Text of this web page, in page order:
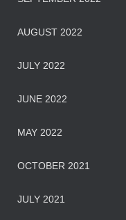
AUGUST 2022
JULY 2022
JUNE 2022
MAY 2022
OCTOBER 2021
JULY 2021